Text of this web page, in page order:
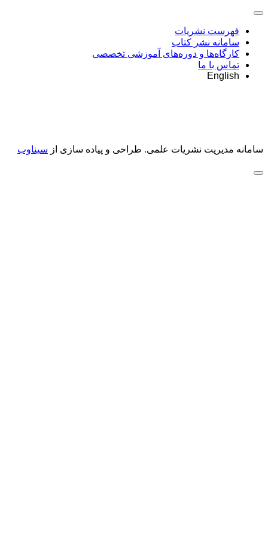
فهرست نشریات
سامانه نشر کتاب
کارگاه‌ها و دوره‌های آموزشی تخصصی
تماس با ما
English
سامانه مدیریت نشریات علمی. طراحی و پیاده سازی از سیناوب